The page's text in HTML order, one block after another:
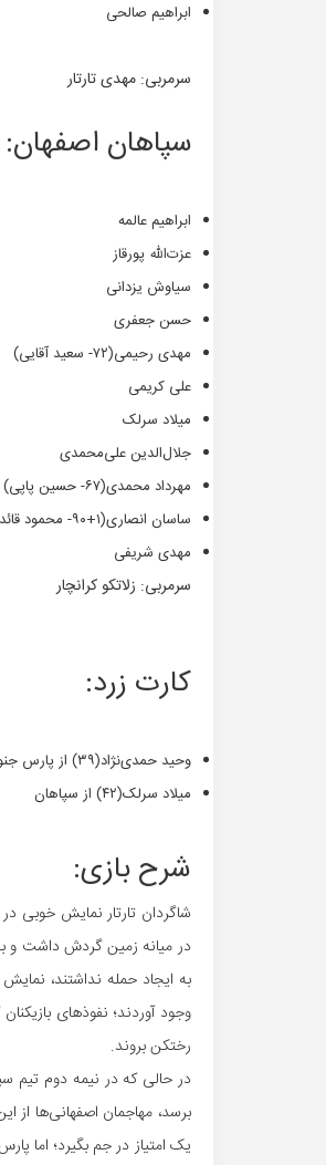
ابراهیم صالحی
سرمربی: مهدی تارتار
سپاهان اصفهان:
ابراهیم عالمه
عزت‌الله پورقاز
سیاوش یزدانی
حسن جعفری
مهدی رحیمی(۷۲- سعید آقایی)
علی کریمی
میلاد سرلک
جلال‌الدین علی‌محمدی
مهرداد محمدی(۶۷- حسین پاپی)
ساسان انصاری(۱+۹۰- محمود قائدرحمتی)
مهدی شریفی
سرمربی: زلاتکو کرانچار
کارت زرد:
وحید حمدی‌نژاد(۳۹) از پارس جنوبی
میلاد سرلک(۴۲) از سپاهان
شرح بازی:
در میانه زمین گردش داشت و
به ایجاد حمله نداشتند،
وجود آوردند؛ نفوذهای
رختکن بروند.
در حالی که در نیمه دوم تیم
برسد، مهاجمان اصفهانی‌ها از
یک امتیاز در جم بگیرد؛ اما